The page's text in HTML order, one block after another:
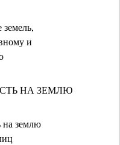
и
НА ЗЕМЛЮ
на землю